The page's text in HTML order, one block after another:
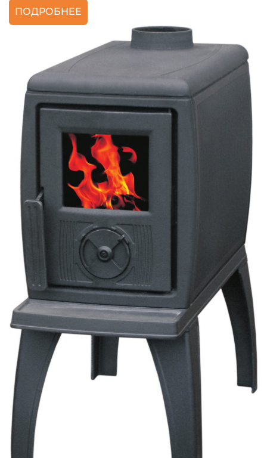
ПОДРОБНЕЕ